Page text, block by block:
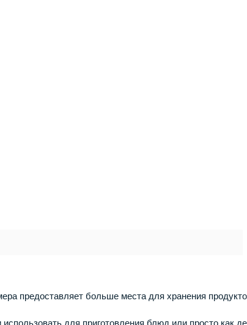
предоставляет больше места для хранения
для приготовления блюд или просто как